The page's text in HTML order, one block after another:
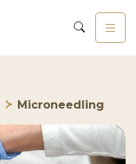
Microneedling